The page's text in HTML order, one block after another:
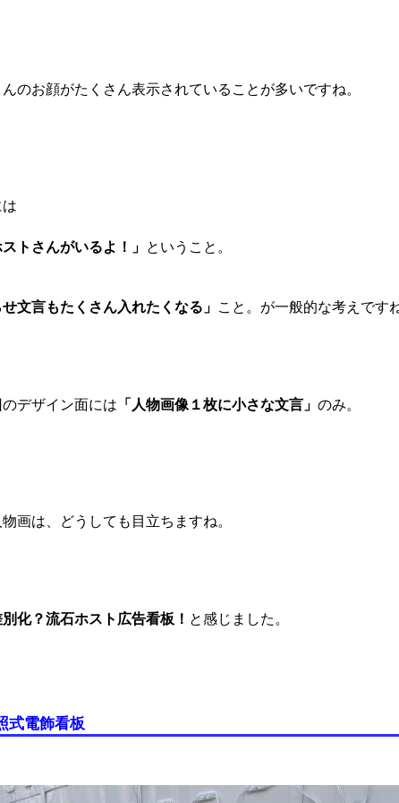
のお顔がたくさん表示されていることが多いですね。
トさんがいるよ！」 ということ。
せ文言もたくさん入れたくなる」 こと。が一般的な考えです
デザイン面には 「人物画像１枚に小さな文言」 のみ。
画は、どうしても目立ちますね。
化？流石ホスト広告看板！ と感じました。
式電飾看板